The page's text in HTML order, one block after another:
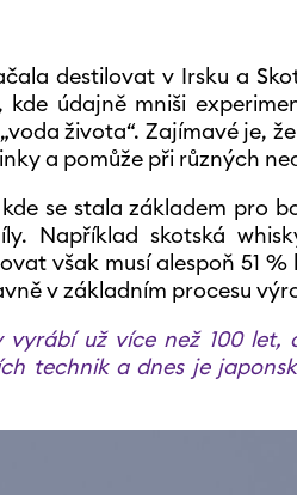
destilovat v Irsku a
údajně mniši
života“. Zajímavé je,
a pomůže při různých
se stala základem pro
Například skotská
však musí alespoň 51
v základním procesu
už více než 100
technik a dnes je